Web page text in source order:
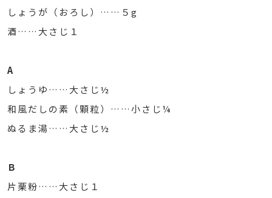
しょうが（おろし）……５g
酒……大さじ１
A
しょうゆ……大さじ½
和風だしの素（顆粒）……小さじ¼
ぬるま湯……大さじ½
Ｂ
片栗粉……大さじ１